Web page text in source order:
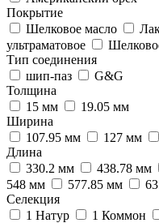
Покрытие
Шелковое масло
ультраматовое
Тип соединения
шип-паз
G&G
Толщина
15 мм
19.05 мм
Ширина
107.95 мм
127 мм
Длина
330.2 мм
438.78 мм
548 мм
577.85 мм
Селекция
1 Натур
1 Коммон